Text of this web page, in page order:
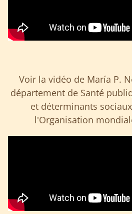
Voir la vidéo de María P.
département de Santé
et déterminants
l'Organisation